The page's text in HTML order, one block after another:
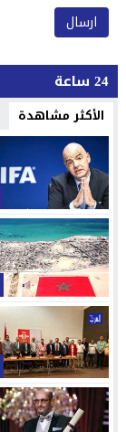
24 ساعة
الأكثر مشاهدة